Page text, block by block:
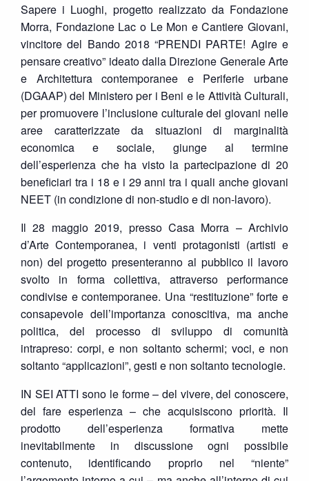
Sapere i Luoghi, progetto realizzato da Fondazione
Morra, Fondazione Lac o Le Mon e Cantiere Giovani,
vincitore del Bando 2018 “PRENDI PARTE! Agire e
pensare creativo” ideato dalla Direzione Generale Arte
e Architettura contemporanee e Periferie urbane
(DGAAP) del Ministero per i Beni e le Attività Culturali,
per promuovere l’inclusione culturale dei giovani nelle
aree caratterizzate da situazioni di marginalità
economica e sociale, giunge al termine
dell’esperienza che ha visto la partecipazione di 20
beneficiari tra i 18 e i 29 anni tra i quali anche giovani
NEET (in condizione di non-studio e di non-lavoro).
Il 28 maggio 2019, presso Casa Morra – Archivio
d’Arte Contemporanea, i venti protagonisti (artisti e
non) del progetto presenteranno al pubblico il lavoro
svolto in forma collettiva, attraverso performance
condivise e contemporanee. Una “restituzione” forte e
consapevole dell’importanza conoscitiva, ma anche
politica, del processo di sviluppo di comunità
intrapreso: corpi, e non soltanto schermi; voci, e non
soltanto “applicazioni”, gesti e non soltanto tecnologie.
IN SEI ATTI sono le forme – del vivere, del conoscere,
del fare esperienza – che acquisiscono priorità. Il
prodotto dell’esperienza formativa mette
inevitabilmente in discussione ogni possibile
contenuto, identificando proprio nel “niente”